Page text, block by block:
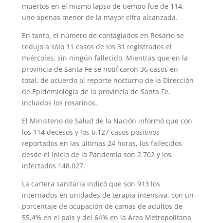
t
s
A
p
p
e
g
r
a
m
t
t
e
r
t
e
r
e
s
t
e
b
o
o
k
i
l
r
e
muertos en el mismo lapso de tiempo fue de 114,
uno apenas menor de la mayor cifra alcanzada.
En tanto, el número de contagiados en Rosario se
redujo a sólo 11 casos de los 31 registrados el
miércoles, sin ningún fallecido. Mientras que en la
provincia de Santa Fe se notificaron 36 casos en
total, de acuerdo al reporte nocturno de la Dirección
de Epidemiología de la provincia de Santa Fe,
incluidos los rosarinos.
El Ministerio de Salud de la Nación informó que con
los 114 decesos y los 6.127 casos positivos
reportados en las últimas 24 horas, los fallecidos
desde el inicio de la Pandemia son 2.702 y los
infectados 148.027.
La cartera sanitaria indicó que son 913 los
internados en unidades de terapia intensiva, con un
porcentaje de ocupación de camas de adultos de
55,4% en el país y del 64% en la Área Metropolitana